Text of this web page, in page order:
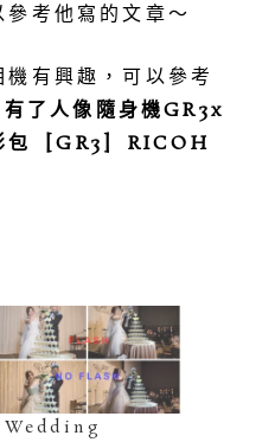
參考他寫的文章～
有興趣，可以參考
了人像隨身機GR3x
包
[GR3] RICOH